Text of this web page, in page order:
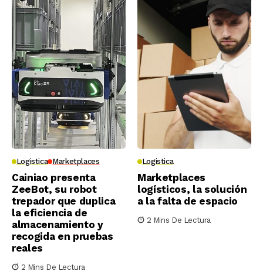
Logistica Marketplaces
Cainiao presenta
ZeeBot, su robot
trepador que duplica
la eficiencia de
almacenamiento y
recogida en pruebas
reales
2 Mins De Lectura
Logistica
Marketplaces
logísticos, la solución
a la falta de espacio
2 Mins De Lectura